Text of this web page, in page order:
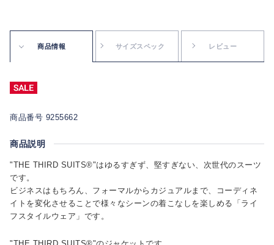
商品情報 サイズスペック レビュー
商品番号 9255662
商品説明
"THE THIRD SUITS®"はゆるすぎず、堅すぎない、次世代のスーツ
です。
ビジネスはもちろん、フォーマルからカジュアルまで、コーディネ
イトを変化させることで様々なシーンの着こなしを楽しめる「ライ
フスタイルウェア」です。
"THE THIRD SUITS®"のジャケットです。